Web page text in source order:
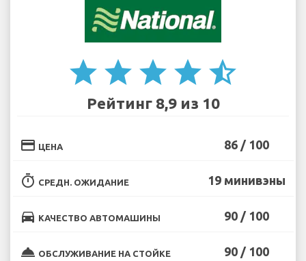
star star star star star_half
Рейтинг 8,9 из 10
credit_card ЦЕНА 86 / 100
timer СРЕДН. ОЖИДАНИЕ 19 минивэны
directions_car КАЧЕСТВО АВТОМАШИНЫ 90 / 100
room_service ОБСЛУЖИВАНИЕ НА СТОЙКЕ 90 / 100